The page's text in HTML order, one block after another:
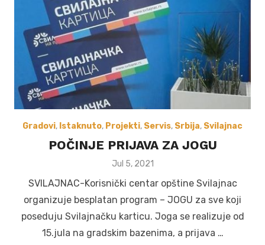
Gradovi, Istaknuto, Projekti, Servis, Srbija, Svilajnac
POČINJE PRIJAVA ZA JOGU
Posted
Jul 5, 2021
SVILAJNAC-Korisnički centar opštine Svilajnac
organizuje besplatan program – JOGU za sve koji
poseduju Svilajnačku karticu. Joga se realizuje od
15.jula na gradskim bazenima, a prijava …